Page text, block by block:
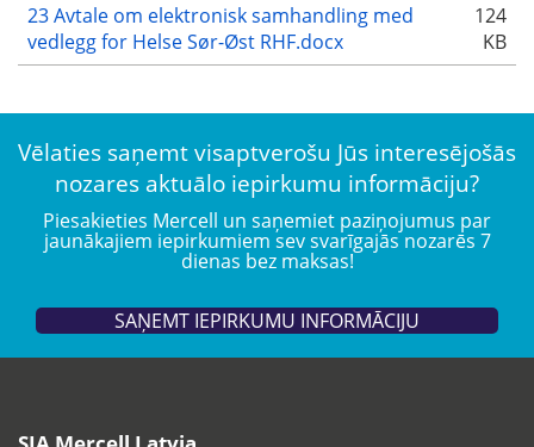
23 Avtale om elektronisk samhandling med
vedlegg for Helse Sør-Øst RHF.docx
124
KB
Vēlaties saņemt visaptverošu Jūs interesējošās
nozares aktuālo iepirkumu informāciju?
Piesakieties Mercell un saņemiet paziņojumus par
jaunākajiem iepirkumiem sev svarīgajās nozarēs 7
dienas bez maksas!
SAŅEMT IEPIRKUMU INFORMĀCIJU